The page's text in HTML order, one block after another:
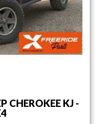
CHEROKEE KJ -